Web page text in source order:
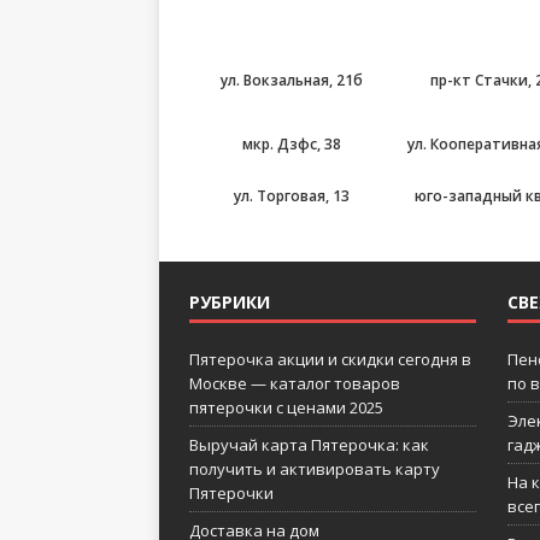
ул. Вокзальная, 21б пр-кт Стачки,
мкр. Дзфс, 38 ул.
ул. Торговая, 13
юго-западный
РУБРИКИ
Пятерочка акции и скидки сегодня в
Москве — каталог товаров
пятерочки с ценами 2025
Выручай карта Пятерочка: как
получить и активировать карту
Пятерочки
Доставка на дом
по
На